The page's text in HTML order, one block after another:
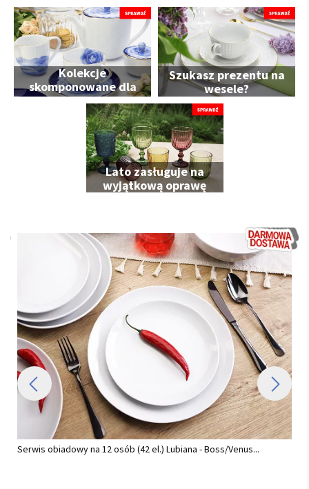
Kolekcje
skomponowane dla
Ciebie
Szukasz prezentu na
wesele?
Lato zasługuje na
wyjątkową oprawę
Serwis obiadowo - kawowy na 12 osób (82el.) Chodzież - Yvonne